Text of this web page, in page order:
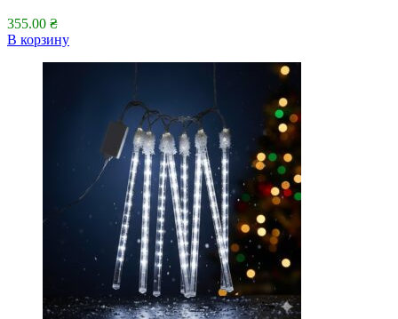
355.00 ₴
В корзину